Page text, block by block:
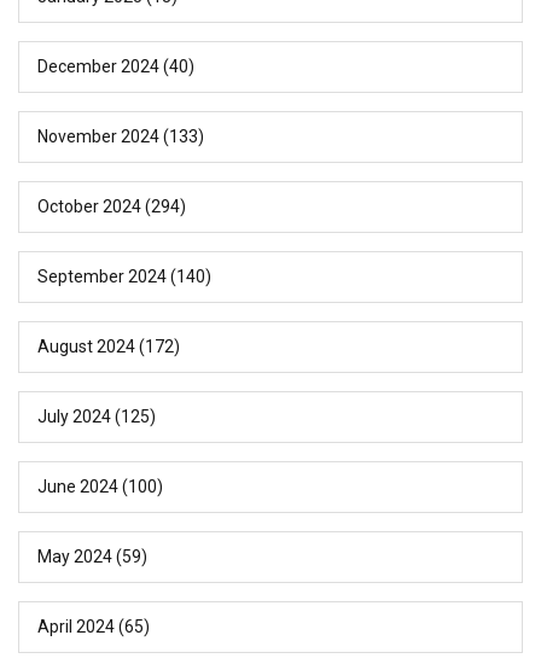
December 2024(40)
November 2024(133)
October 2024(294)
September 2024(140)
August 2024(172)
July 2024(125)
June 2024(100)
May 2024(59)
April 2024(65)